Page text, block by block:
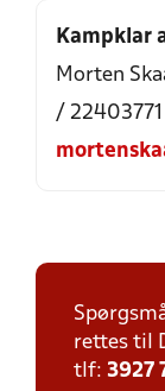
Kampklar
Morten
/ 22403771
rettes til
tlf: 3927